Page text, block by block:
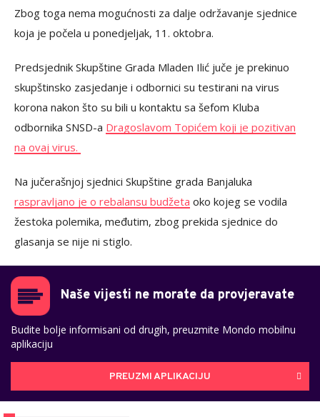
Zbog toga nema mogućnosti za dalje održavanje sjednice
koja je počela u ponedjeljak, 11. oktobra.
Predsjednik Skupštine Grada Mladen Ilić juče je prekinuo
skupštinsko zasjedanje i odbornici su testirani na virus
korona nakon što su bili u kontaktu sa šefom Kluba
odbornika SNSD-a Dragoslavom Topićem koji je pozitivan
na ovaj virus.
Na jučerašnjoj sjednici Skupštine grada Banjaluka
raspravljano je o rebalansu budžeta oko kojeg se vodila
žestoka polemika, međutim, zbog prekida sjednice do
glasanja se nije ni stiglo.
Naše vijesti ne morate da provjeravate
Budite bolje informisani od drugih, preuzmite Mondo mobilnu
aplikaciju
PREUZMI APLIKACIJU